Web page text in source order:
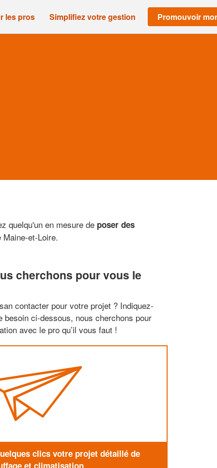
les pros Simplifiez votre gestion Promouvoir
quelqu'un en mesure de poser des
Maine-et-Loire.
cherchons pour vous le
contacter pour votre projet ? Indiquez-
besoin ci-dessous, nous cherchons pour
avec le pro qu’il vous faut !
clics votre projet détaillé de